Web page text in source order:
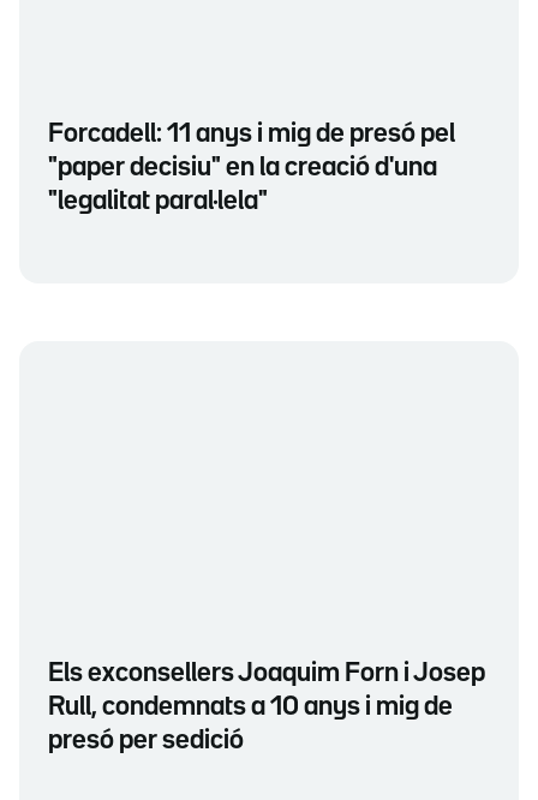
Forcadell: 11 anys i mig de presó pel
"paper decisiu" en la creació d'una
"legalitat paral·lela"
Els exconsellers Joaquim Forn i Josep
Rull, condemnats a 10 anys i mig de
presó per sedició